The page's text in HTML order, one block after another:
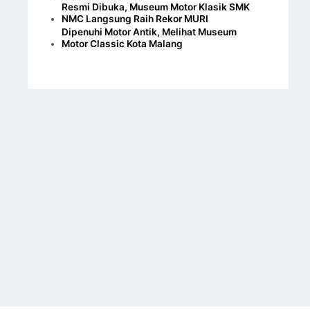
Resmi Dibuka, Museum Motor Klasik SMK
NMC Langsung Raih Rekor MURI
Dipenuhi Motor Antik, Melihat Museum
Motor Classic Kota Malang